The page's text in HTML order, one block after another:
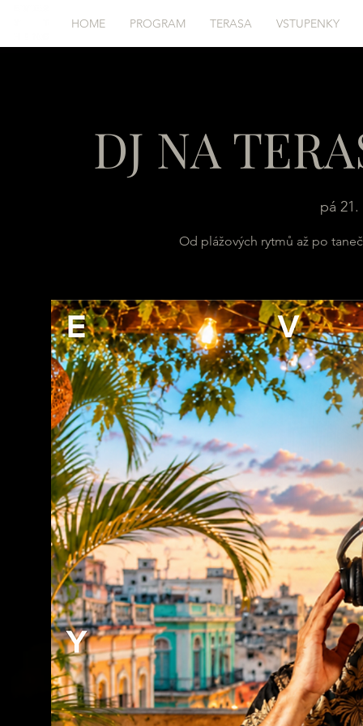
HOME PROGRAM TERASA VSTUPENKY
DJ NA
pá 21.
Od plážových rytmů až po